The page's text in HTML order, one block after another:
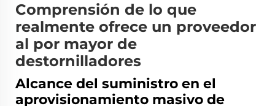
Comprensión de lo que
realmente ofrece un proveedor
al por mayor de
destornilladores
Alcance del suministro en el
aprovisionamiento masivo de